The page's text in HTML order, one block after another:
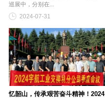
巡展中，分别在...
2024-07-31
忆韶山，传承艰苦奋斗精神！2024